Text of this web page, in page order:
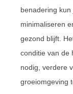
benadering
minimaliseren
gezond blijft.
conditie van de
nodig, verdere
groeiomgeving